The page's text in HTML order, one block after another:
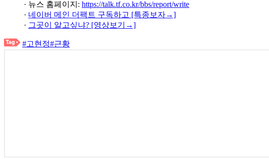
· 뉴스 홈페이지: https://talk.tf.co.kr/bbs/report/write
· 네이버 메인 더팩트 구독하고 [특종보자→]
· 그곳이 알고싶냐? [영상보기→]
#고현정#근황